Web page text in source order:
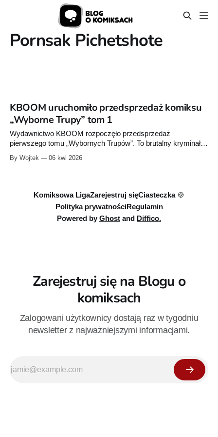
Pornsak Pichetshote
KBOOM uruchomiło przedsprzedaż komiksu
„Wyborne Trupy” tom 1
Wydawnictwo KBOOM rozpoczęło przedsprzedaż
pierwszego tomu „Wybornych Trupów”. To brutalny kryminał i
thriller osadzony w amerykańskim miasteczku, gdzie co pięć
lat najbogatsze rody urządzają śmiertelną grę.
By Wojtek 06 kwi 2026
Komiksowa LigaZarejestruj sięCiasteczka 🍪
Polityka prywatnościRegulamin
Powered by Ghost and Diffico.
Zarejestruj się na Blogu o
komiksach
Zalogowani użytkownicy dostają raz w tygodniu
newsletter z najważniejszymi informacjami.